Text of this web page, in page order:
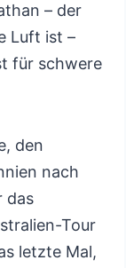
– der
Luft ist –
für schwere
den
nach
das
Tour
letzte Mal,